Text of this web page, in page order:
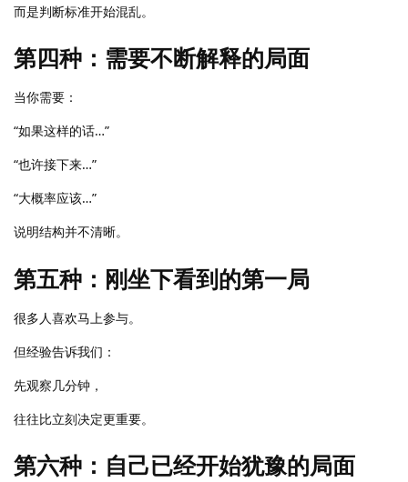
而是判断标准开始混乱。
第四种：需要不断解释的局面
当你需要：
“如果这样的话…”
“也许接下来…”
“大概率应该…”
说明结构并不清晰。
第五种：刚坐下看到的第一局
很多人喜欢马上参与。
但经验告诉我们：
先观察几分钟，
往往比立刻决定更重要。
第六种：自己已经开始犹豫的局面